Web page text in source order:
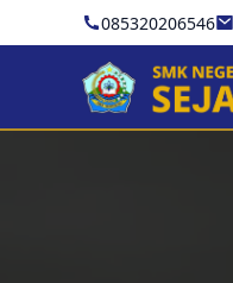
085320206546